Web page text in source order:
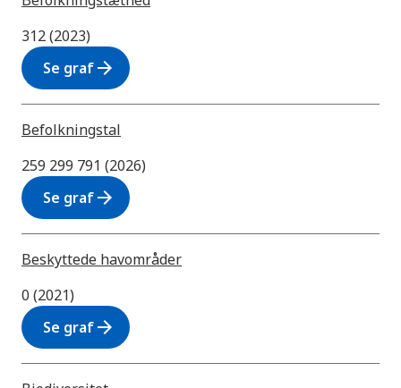
312 (2023)
Se grafarrow_forward
Befolkningstal
259 299 791 (2026)
Se grafarrow_forward
Beskyttede havområder
0 (2021)
Se grafarrow_forward